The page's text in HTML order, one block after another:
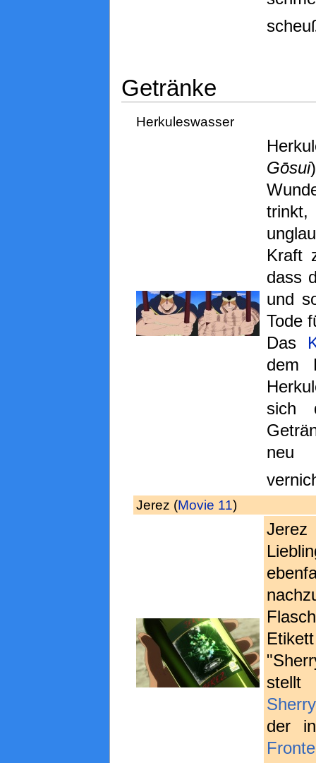
Getränke
Herkuleswasser
Gōsui
trinkt,
Kraft
dass
und
Tode
Das
dem
sich
neu
Jerez (Movie 11)
stellt
Sherry
der